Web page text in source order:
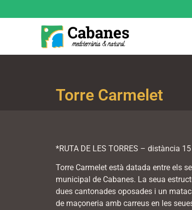
Torre Carmelet
*RUTA DE LES TORRES – distància
Torre Carmelet està datada entre els
municipal de Cabanes. La seua
dues cantonades oposades i un
de maçoneria amb carreus en les